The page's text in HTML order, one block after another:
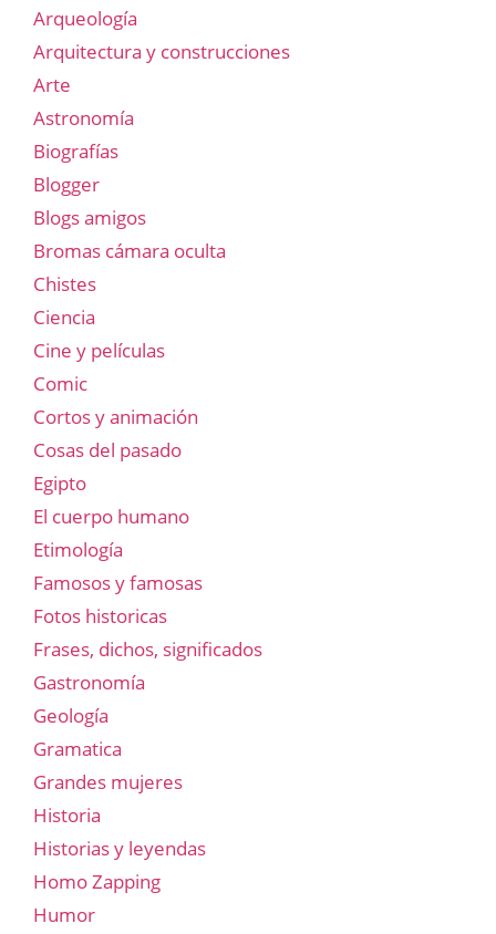
Arqueología
Arquitectura y construcciones
Arte
Astronomía
Biografías
Blogger
Blogs amigos
Bromas cámara oculta
Chistes
Ciencia
Cine y películas
Comic
Cortos y animación
Cosas del pasado
Egipto
El cuerpo humano
Etimología
Famosos y famosas
Fotos historicas
Frases, dichos, significados
Gastronomía
Geología
Gramatica
Grandes mujeres
Historia
Historias y leyendas
Homo Zapping
Humor